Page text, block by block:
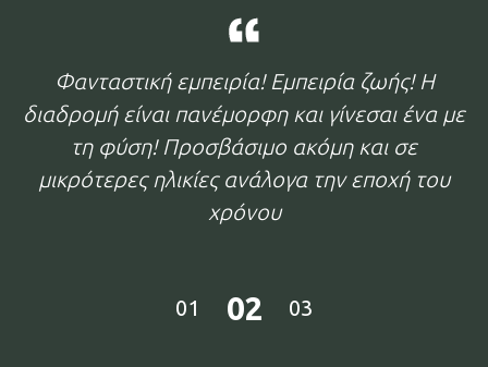
Φανταστική εμπειρία! Εμπειρία ζωής! Η
διαδρομή είναι πανέμορφη και γίνεσαι ένα με
τη φύση! Προσβάσιμο ακόμη και σε
μικρότερες ηλικίες ανάλογα την εποχή του
χρόνου